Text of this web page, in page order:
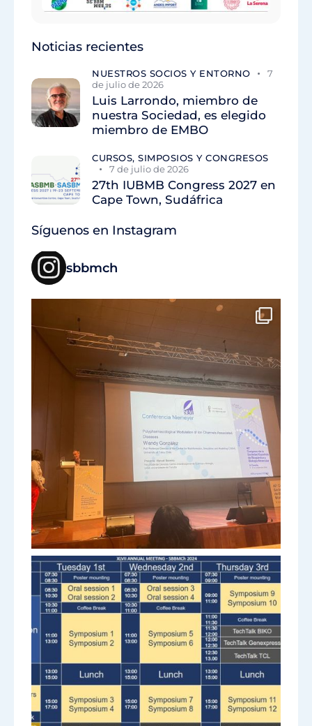
Noticias recientes
NUESTROS SOCIOS Y ENTORNO
7
de julio de 2026
Luis Larrondo, miembro de
nuestra Sociedad, es elegido
miembro de EMBO
CURSOS, SIMPOSIOS Y CONGRESOS
7 de julio de 2026
27th IUBMB Congress 2027 en
Cape Town, Sudáfrica
Síguenos en Instagram
sbbmch